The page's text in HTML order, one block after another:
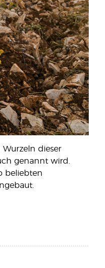
dieser
genannt wird.
beliebten